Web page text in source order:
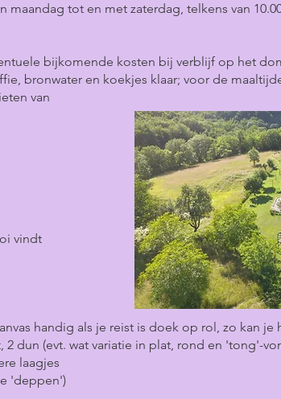
tot en met zaterdag, telkens van
bijkomende kosten bij verblijf op het
bronwater en koekjes klaar; voor de
van
vindt
handig als je reist is doek op rol, zo kan
2 dun (evt. wat variatie in plat, rond en 'tong'-
laagjes
'deppen')